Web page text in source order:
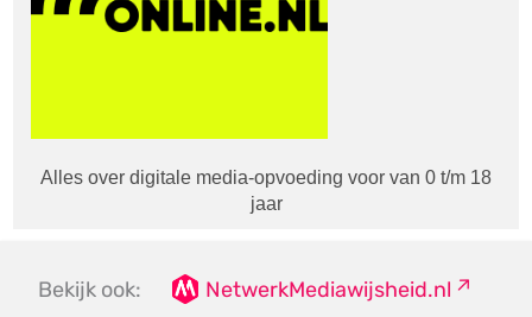
Alles over digitale media-opvoeding voor van 0 t/m 18
jaar
Bekijk ook:
NetwerkMediawijsheid.nl